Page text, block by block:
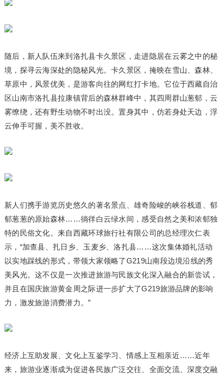
随后，新人队伍来到洛扎县卡久景区，走进隐居在云雾之中的秘
境，探寻云海深处的隐秘风光。卡久景区，掩映在雪山、森林、
草原中，风景优美，是游客向往的网红打卡地。它位于西藏自治
区山南市洛扎县拉康镇背后的森林群峰中，其四周群山葱郁，云
雾缭绕，还有野生动物不时出没。置身其中，仿若身处天边，浮
云伸手可握，美不胜收。
新人们携手游览历史悠久的著名景点、雄奇险峻的峡谷栈道、郁
郁葱葱的原始森林……徜徉白云绿水间，感受自然之美和浓郁独
特的民俗文化。来自西藏环球旅行社有限公司的总经理次仁表
示，“加查县、扎日乡、玉麦乡、洛扎县……这次集体婚礼活动
以实地踩线的形式，带领大家领略了G219山南段边境沿线的秀
美风光。这不仅是一次推进旅游与民族文化深入融合的新尝试，
并且在国庆旅游黄金周之际进一步扩大了G219旅游品牌的影响
力，激发旅游消费潜力。”
经济上互助发展、文化上互鉴学习
、情感上互相亲近……近年
来，旅游业逐渐成为促进各民族广泛交往、全面交流、深度交融